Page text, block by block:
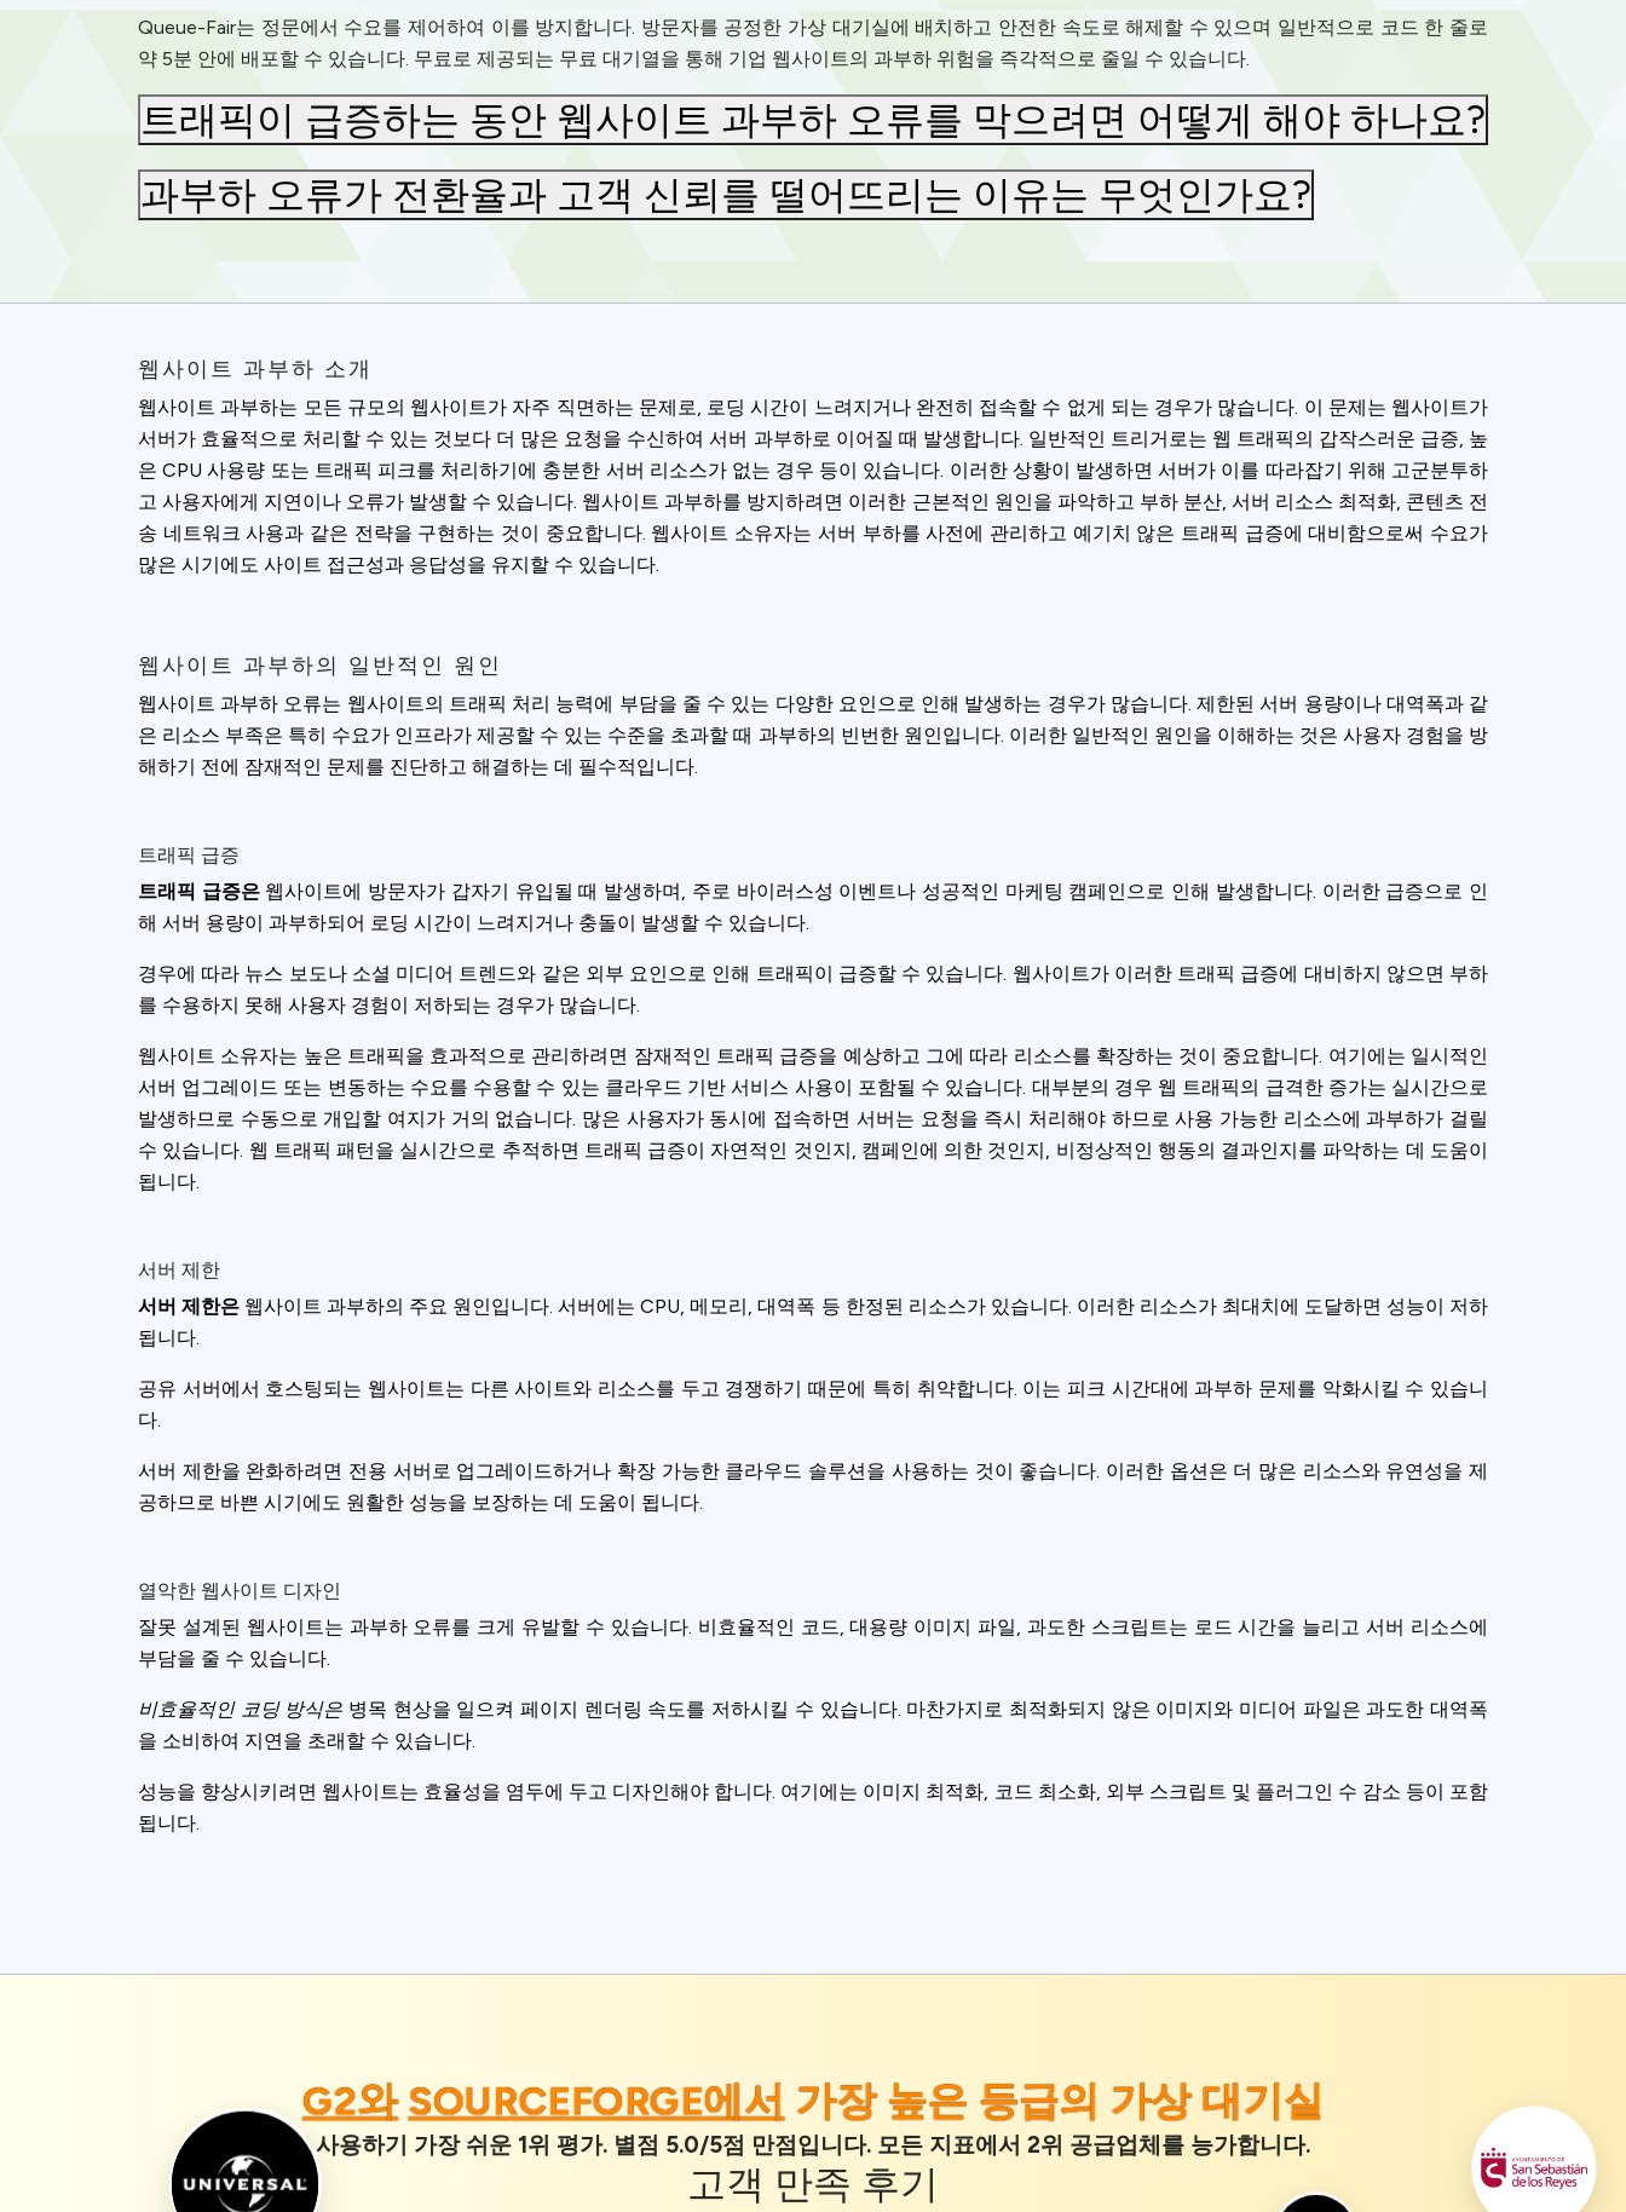
Queue-Fair는 정문에서 수요를 제어하여 이를 방지합니다. 방문자를 공정한 가상 대기실에 배치하고 안전한 속도로 해제할 수 있으며 일반적으로 코드 한 줄로
약 5분 안에 배포할 수 있습니다. 무료로 제공되는 무료 대기열을 통해 기업 웹사이트의 과부하 위험을 즉각적으로 줄일 수 있습니다.
트래픽이 급증하는 동안 웹사이트 과부하 오류를 막으려면 어떻게 해야 하나요?
과부하 오류가 전환율과 고객 신뢰를 떨어뜨리는 이유는 무엇인가요?
웹사이트 과부하 소개
웹사이트 과부하는 모든 규모의 웹사이트가 자주 직면하는 문제로, 로딩 시간이 느려지거나 완전히 접속할 수 없게 되는 경우가 많습니다. 이 문제는 웹사이트가
서버가 효율적으로 처리할 수 있는 것보다 더 많은 요청을 수신하여 서버 과부하로 이어질 때 발생합니다. 일반적인 트리거로는 웹 트래픽의 갑작스러운 급증, 높
은 CPU 사용량 또는 트래픽 피크를 처리하기에 충분한 서버 리소스가 없는 경우 등이 있습니다. 이러한 상황이 발생하면 서버가 이를 따라잡기 위해 고군분투하
고 사용자에게 지연이나 오류가 발생할 수 있습니다. 웹사이트 과부하를 방지하려면 이러한 근본적인 원인을 파악하고 부하 분산, 서버 리소스 최적화, 콘텐츠 전
송 네트워크 사용과 같은 전략을 구현하는 것이 중요합니다. 웹사이트 소유자는 서버 부하를 사전에 관리하고 예기치 않은 트래픽 급증에 대비함으로써 수요가
많은 시기에도 사이트 접근성과 응답성을 유지할 수 있습니다.
웹사이트 과부하의 일반적인 원인
웹사이트 과부하 오류는 웹사이트의 트래픽 처리 능력에 부담을 줄 수 있는 다양한 요인으로 인해 발생하는 경우가 많습니다. 제한된 서버 용량이나 대역폭과 같
은 리소스 부족은 특히 수요가 인프라가 제공할 수 있는 수준을 초과할 때 과부하의 빈번한 원인입니다. 이러한 일반적인 원인을 이해하는 것은 사용자 경험을 방
해하기 전에 잠재적인 문제를 진단하고 해결하는 데 필수적입니다.
트래픽 급증
트래픽 급증은웹사이트에 방문자가 갑자기 유입될 때 발생하며, 주로 바이러스성 이벤트나 성공적인 마케팅 캠페인으로 인해 발생합니다. 이러한 급증으로 인
해 서버 용량이 과부하되어 로딩 시간이 느려지거나 충돌이 발생할 수 있습니다.
경우에 따라 뉴스 보도나 소셜 미디어 트렌드와 같은 외부 요인으로 인해 트래픽이 급증할 수 있습니다. 웹사이트가 이러한 트래픽 급증에 대비하지 않으면 부하
를 수용하지 못해 사용자 경험이 저하되는 경우가 많습니다.
웹사이트 소유자는 높은 트래픽을 효과적으로 관리하려면 잠재적인 트래픽 급증을 예상하고 그에 따라 리소스를 확장하는 것이 중요합니다. 여기에는 일시적인
서버 업그레이드 또는 변동하는 수요를 수용할 수 있는 클라우드 기반 서비스 사용이 포함될 수 있습니다. 대부분의 경우 웹 트래픽의 급격한 증가는 실시간으로
발생하므로 수동으로 개입할 여지가 거의 없습니다. 많은 사용자가 동시에 접속하면 서버는 요청을 즉시 처리해야 하므로 사용 가능한 리소스에 과부하가 걸릴
수 있습니다. 웹 트래픽 패턴을 실시간으로 추적하면 트래픽 급증이 자연적인 것인지, 캠페인에 의한 것인지, 비정상적인 행동의 결과인지를 파악하는 데 도움이
됩니다.
서버 제한
서버 제한은 웹사이트 과부하의 주요 원인입니다. 서버에는 CPU, 메모리, 대역폭 등 한정된 리소스가 있습니다. 이러한 리소스가 최대치에 도달하면 성능이 저하
됩니다.
공유 서버에서 호스팅되는 웹사이트는 다른 사이트와 리소스를 두고 경쟁하기 때문에 특히 취약합니다. 이는 피크 시간대에 과부하 문제를 악화시킬 수 있습니
다.
서버 제한을 완화하려면 전용 서버로 업그레이드하거나 확장 가능한 클라우드 솔루션을 사용하는 것이 좋습니다. 이러한 옵션은 더 많은 리소스와 유연성을 제
공하므로 바쁜 시기에도 원활한 성능을 보장하는 데 도움이 됩니다.
열악한 웹사이트 디자인
잘못 설계된 웹사이트는 과부하 오류를 크게 유발할 수 있습니다. 비효율적인 코드, 대용량 이미지 파일, 과도한 스크립트는 로드 시간을 늘리고 서버 리소스에
부담을 줄 수 있습니다.
비효율적인 코딩 방식은 병목 현상을 일으켜 페이지 렌더링 속도를 저하시킬 수 있습니다. 마찬가지로 최적화되지 않은 이미지와 미디어 파일은 과도한 대역폭
을 소비하여 지연을 초래할 수 있습니다.
성능을 향상시키려면 웹사이트는 효율성을 염두에 두고 디자인해야 합니다. 여기에는 이미지 최적화, 코드 최소화, 외부 스크립트 및 플러그인 수 감소 등이 포함
됩니다.
G2와 SOURCEFORGE에서 가장 높은 등급의 가상 대기실
사용하기 가장 쉬운 1위 평가. 별점 5.0/5점 만점입니다. 모든 지표에서 2위 공급업체를 능가합니다.
고객 만족 후기